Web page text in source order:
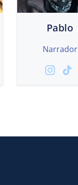
Pablo
Narrador